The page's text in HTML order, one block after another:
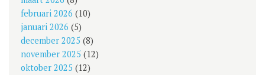
februari 2026 (10)
januari 2026 (5)
december 2025 (8)
november 2025 (12)
oktober 2025 (12)